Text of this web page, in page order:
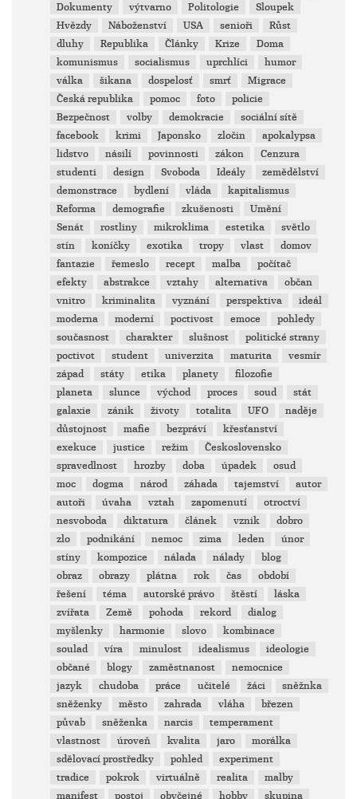
Dokumenty
výtvarno Politologie
Sloupek
Hvězdy
Náboženství USA senioři
Růst
dluhy
Republika Články Krize
Doma
komunismus
socialismus uprchlíci
humor
válka
šikana dospelosť smrť
Migrace
Česká republika
pomoc foto
policie
Bezpečnost
volby demokracie
sociální sítě
facebook
krimi Japonsko zločin
apokalypsa
lidstvo
násilí povinnosti zákon
Cenzura
studenti
design Svoboda Ideály
zemědělství
demonstrace
bydlení vláda
kapitalismus
Reforma
demografie zkušenosti
Umění
Senát
rostliny mikroklima estetika
světlo
stín
koníčky exotika tropy vlast
domov
fantazie
řemeslo recept malba
počítač
efekty
abstrakce vztahy alternativa
občan
vnitro
kriminalita vyznání perspektiva
ideál
moderna
moderní poctivost emoce
pohledy
současnost
charakter slušnost
politické strany
poctivot
student univerzita maturita
vesmír
západ
státy etika planety
filozofie
planeta
slunce východ proces soud
stát
galaxie
zánik životy totalita UFO
naděje
důstojnost
mafie bezpráví
křesťanství
exekuce
justice režim
Československo
spravedlnost
hrozby doba úpadek
osud
moc
dogma národ záhada tajemství
autor
autoři
úvaha vztah zapomenutí
otroctví
nesvoboda
diktatura článek vznik
dobro
zlo
podnikání nemoc zima leden
únor
stíny
kompozice nálada nálady
blog
obraz
obrazy plátna rok čas
období
řešení
téma autorské právo štěstí
láska
zvířata
Země pohoda rekord
dialog
myšlenky
harmonie slovo
kombinace
soulad
víra minulost idealismus
ideologie
občané
blogy zaměstnanost
nemocnice
jazyk
chudoba práce učitelé žáci
sněžnka
sněženky
město zahrada vláha
březen
půvab
sněženka narcis
temperament
vlastnost
úroveň kvalita jaro
morálka
sdělovací prostředky
pohled
experiment
tradice
pokrok virtuálně realita
malby
manifest
postoj obyčejné hobby
skupina